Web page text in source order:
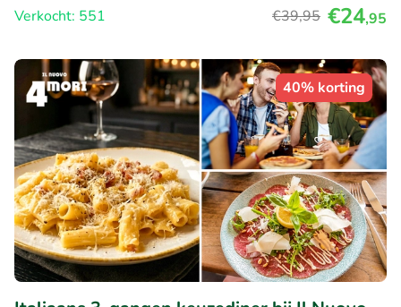
Verkocht: 551
€39,95 €24,95
40% korting